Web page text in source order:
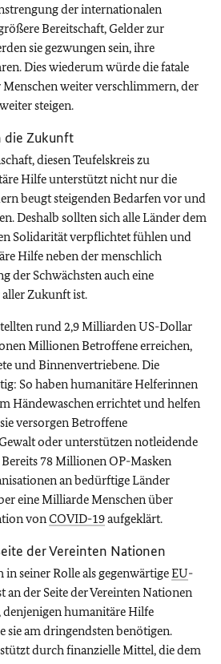
der internationalen
Bereitschaft, Gelder zur
sie gezwungen sein, ihre
Dies wiederum würde die fatale
weiter verschlimmern, der
steigen.
die Zukunft
diesen Teufelskreis zu
Hilfe unterstützt nicht nur die
beugt steigenden Bedarfen vor und
Deshalb sollten sich alle Länder dem
Solidarität verpflichtet fühlen und
Hilfe neben der menschlich
der Schwächsten auch eine
Zukunft ist.
rund 2,9 Milliarden US-Dollar
Millionen Betroffene erreichen,
und Binnenvertriebene. Die
So haben humanitäre Helferinnen
Händewaschen errichtet und helfen
versorgen Betroffene
oder unterstützen notleidende
78 Millionen OP-Masken
an bedürftige Länder
eine Milliarde Menschen über
vonCOVID-19aufgeklärt.
der Vereinten Nationen
seiner Rolle als gegenwärtigeEU-
an der Seite der Vereinten Nationen
humanitäre Hilfe
sie am dringendsten benötigen.
durch finanzielle Mittel, die dem